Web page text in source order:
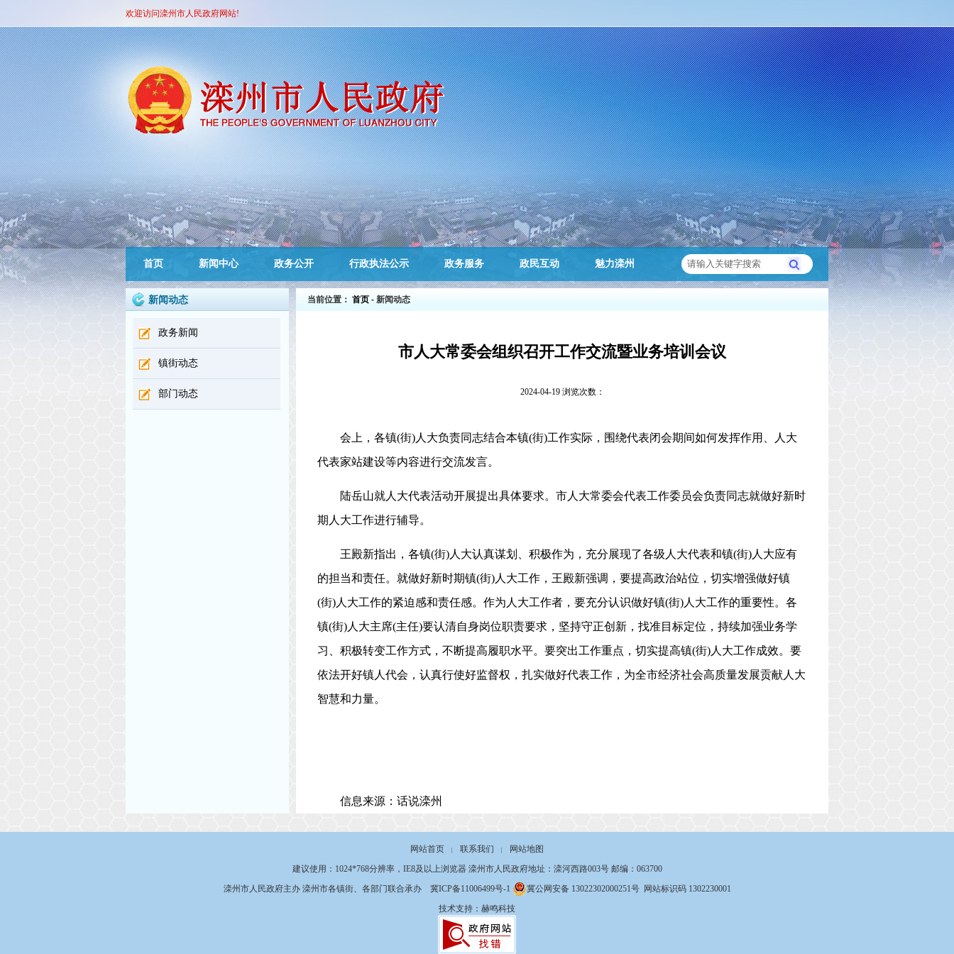
欢迎访问滦州市人民政府网站!
首页 新闻中心 政务公开 行政执法公示 政务服务 政民互动 魅力滦州
新闻动态
政务新闻
镇街动态
部门动态
当前位置： 首页 - 新闻动态
市人大常委会组织召开工作交流暨业务培训会议
2024-04-19 浏览次数：
会上，各镇(街)人大负责同志结合本镇(街)工作实际，围绕代表闭会期间如何发挥作用、人大
代表家站建设等内容进行交流发言。
陆岳山就人大代表活动开展提出具体要求。市人大常委会代表工作委员会负责同志就做好新时
期人大工作进行辅导。
王殿新指出，各镇(街)人大认真谋划、积极作为，充分展现了各级人大代表和镇(街)人大应有
的担当和责任。就做好新时期镇(街)人大工作，王殿新强调，要提高政治站位，切实增强做好镇
(街)人大工作的紧迫感和责任感。作为人大工作者，要充分认识做好镇(街)人大工作的重要性。各
镇(街)人大主席(主任)要认清自身岗位职责要求，坚持守正创新，找准目标定位，持续加强业务学
习、积极转变工作方式，不断提高履职水平。要突出工作重点，切实提高镇(街)人大工作成效。要
依法开好镇人代会，认真行使好监督权，扎实做好代表工作，为全市经济社会高质量发展贡献人大
智慧和力量。
信息来源：话说滦州
网站首页 联系我们
网站地图
建议使用：1024*768分辨率，IE8及以上浏览器 滦州市人民政府地址：滦河西路003号 邮编：063700
滦州市人民政府主办 滦州市各镇街、各部门联合承办 冀ICP备11006499号-1 冀公网安备 13022302000251号网站标识码 1302230001
技术支持：赫鸣科技